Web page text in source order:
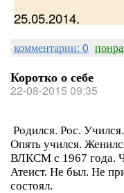
25.05.2014.
комментарии: 0
Коротко о себе
22-08-2015 09:35
Родился. Рос.
Опять учился.
ВЛКСМ с 1967 года.
Атеист. Не был. Не
состоял.